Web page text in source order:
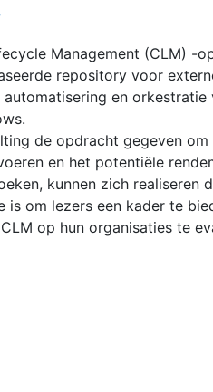
Management (CLM) -
repository voor
en orkestratie
de opdracht gegeven om
en het potentiële
kunnen zich realiseren
is om lezers een kader te
op hun organisaties te